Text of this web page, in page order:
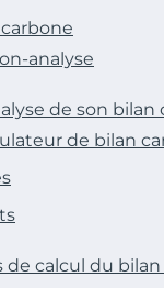
analyse
de son bilan
de bilan
calcul du